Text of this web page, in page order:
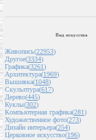
Вид искусства
Живопись(22953)
Другое(3334)
Графика(3261)
Архитектура(1969)
Вышивка(1048)
Скульптура(617)
Дерево(445)
Куклы(302)
Компьютерная графика(281)
Художественное фото(273)
Дизайн интерьера(254)
Церковное искусство(196)